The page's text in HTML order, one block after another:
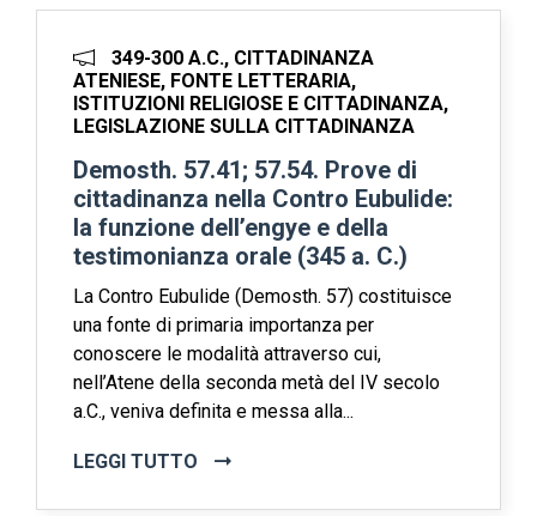
349-300 A.C., CITTADINANZA
ATENIESE, FONTE LETTERARIA,
ISTITUZIONI RELIGIOSE E CITTADINANZA,
LEGISLAZIONE SULLA CITTADINANZA
Demosth. 57.41; 57.54. Prove di
cittadinanza nella Contro Eubulide:
la funzione dell’engye e della
testimonianza orale (345 a. C.)
La Contro Eubulide (Demosth. 57) costituisce
una fonte di primaria importanza per
conoscere le modalità attraverso cui,
nell’Atene della seconda metà del IV secolo
a.C., veniva definita e messa alla...
LEGGI TUTTO